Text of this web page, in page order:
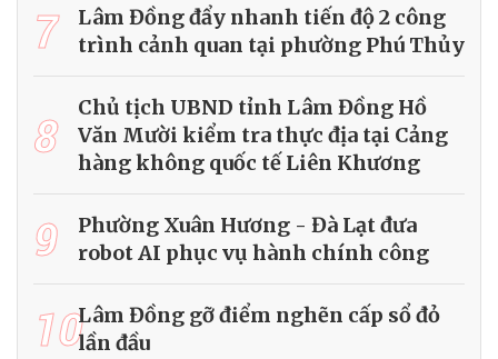
7
Lâm Đồng đẩy nhanh tiến độ 2 công
trình cảnh quan tại phường Phú Thủy
8
Chủ tịch UBND tỉnh Lâm Đồng Hồ
Văn Mười kiểm tra thực địa tại Cảng
hàng không quốc tế Liên Khương
9
Phường Xuân Hương - Đà Lạt đưa
robot AI phục vụ hành chính công
10Lâm Đồng gỡ điểm nghẽn cấp sổ đỏ
lần đầu